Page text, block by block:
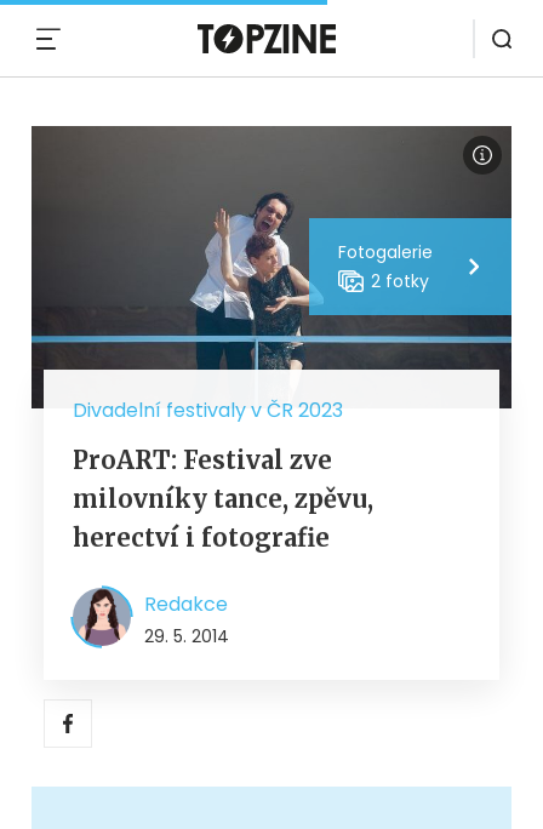
Fotogalerie
2 fotky
Divadelní festivaly v ČR 2023
ProART: Festival zve
milovníky tance, zpěvu,
herectví i fotografie
Redakce
29. 5. 2014